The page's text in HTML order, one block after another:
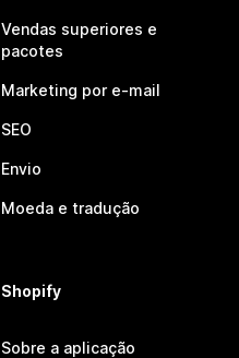
Vendas superiores e
pacotes
Marketing por e-mail
SEO
Envio
Moeda e tradução
Shopify
Sobre a aplicação